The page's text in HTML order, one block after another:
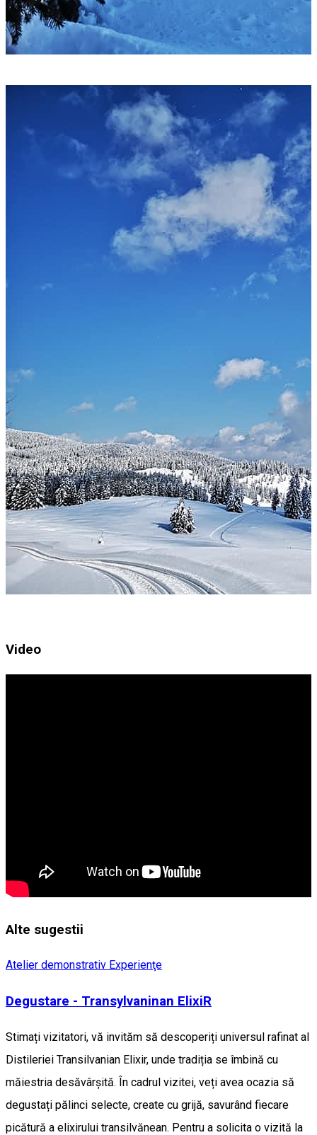
Video
Alte sugestii
Atelier demonstrativ Experienţe
Degustare - Transylvaninan ElixiR
Stimați vizitatori, vă invităm să descoperiți universul rafinat al
Distileriei Transilvanian Elixir, unde tradiția se îmbină cu
măiestria desăvârșită. În cadrul vizitei, veți avea ocazia să
degustați pălinci selecte, create cu grijă, savurând fiecare
picătură a elixirului transilvănean. Pentru a solicita o vizită la